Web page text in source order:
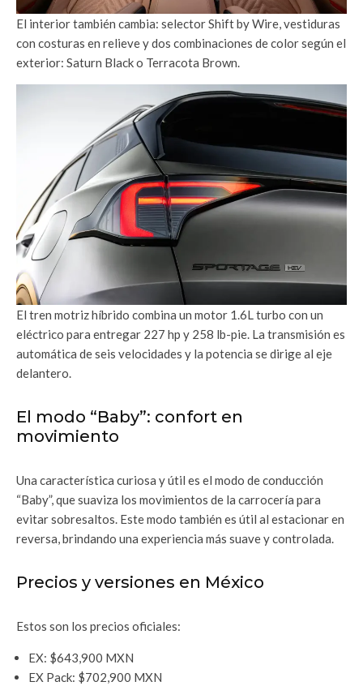
El interior también cambia: selector Shift by Wire, vestiduras
con costuras en relieve y dos combinaciones de color según el
exterior: Saturn Black o Terracota Brown.
El tren motriz híbrido combina un motor 1.6L turbo con un
eléctrico para entregar 227 hp y 258 lb-pie. La transmisión es
automática de seis velocidades y la potencia se dirige al eje
delantero.
El modo “Baby”: confort en
movimiento
Una característica curiosa y útil es el modo de conducción
“Baby”, que suaviza los movimientos de la carrocería para
evitar sobresaltos. Este modo también es útil al estacionar en
reversa, brindando una experiencia más suave y controlada.
Precios y versiones en México
Estos son los precios oficiales:
EX: $643,900 MXN
EX Pack: $702,900 MXN